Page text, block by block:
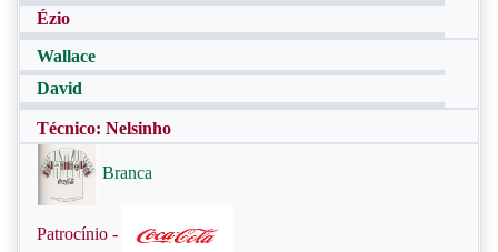
Ézio
Wallace
David
Técnico: Nelsinho
Branca
Patrocínio -